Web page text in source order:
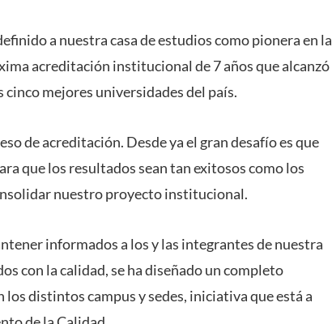
a nuestra casa de estudios como pionera en la
acreditación institucional de 7 años que alcanzó
cinco mejores universidades del país.
de acreditación. Desde ya el gran desafío es que
que los resultados sean tan exitosos como los
nuestro proyecto institucional.
informados a los y las integrantes de nuestra
con la calidad, se ha diseñado un completo
distintos campus y sedes, iniciativa que está a